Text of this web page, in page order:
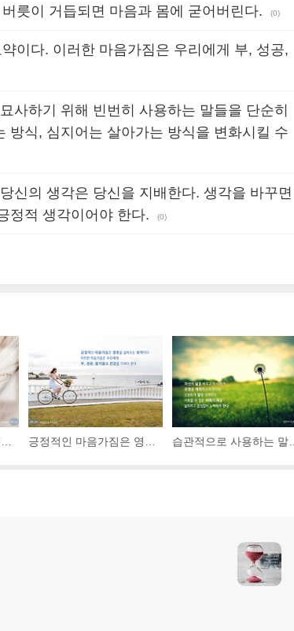
릇이 거듭되면 마음과 몸에 굳어버린다. (0)
이다. 이러한 마음가짐은 우리에게 부, 성공,
사하기 위해 빈번히 사용하는 말들을 단순히
방식, 심지어는 살아가는 방식을 변화시킬 수
신의 생각은 당신을 지배한다. 생각을 바꾸면
정적 생각이어야 한다.
(0)
습관적으로 사용하는 말, 즉 삶의 감정을 묘사하기 위해 빈번히 사용하는 말들을 단순히 바꾸는 것만으로도 생각하는 방식, 느끼는 방식, 심지어는 살아가는 방식을 변화시킬 수 있다.